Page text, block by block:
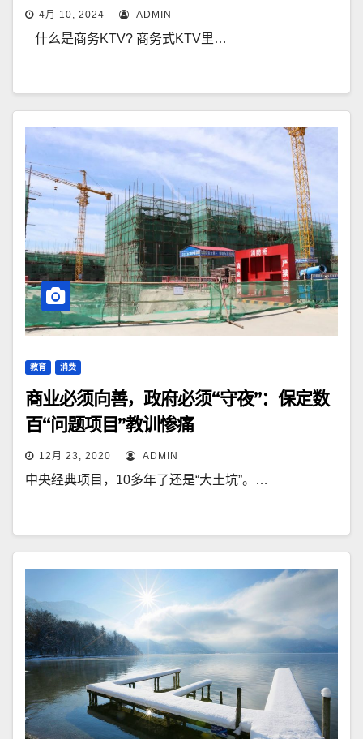
4月 10, 2024 ADMIN
什么是商务KTV? 商务式KTV里…
教育 消费
商业必须向善，政府必须“守夜”：保定数
百“问题项目”教训惨痛
12月 23, 2020 ADMIN
中央经典项目，10多年了还是“大土坑”。…